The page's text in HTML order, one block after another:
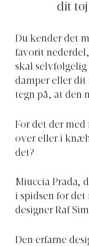
dit
Du kender det
favorit
skal selvfølgelig
damper eller dit
tegn på, at den
For det der
over eller i
det?
Miuccia Prada,
i spidsen for det
designer Raf
Den erfarne